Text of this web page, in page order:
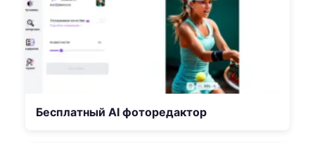
Бесплатный AI фоторедактор